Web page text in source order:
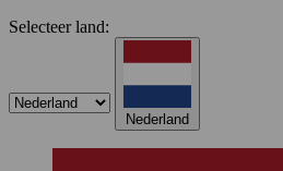
Selecteer land:
Nederland